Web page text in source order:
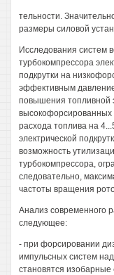
тельности.
размеры силовой
Исследования систем
турбокомпрессора
подкрутки на
эффективным
повышения топливной
высокофорсированных
расхода топлива на
электрической
возможность
турбокомпрессора,
следовательно,
частоты вращения
Анализ современного
следующее:
- при форсировании
импульсных систем
становятся